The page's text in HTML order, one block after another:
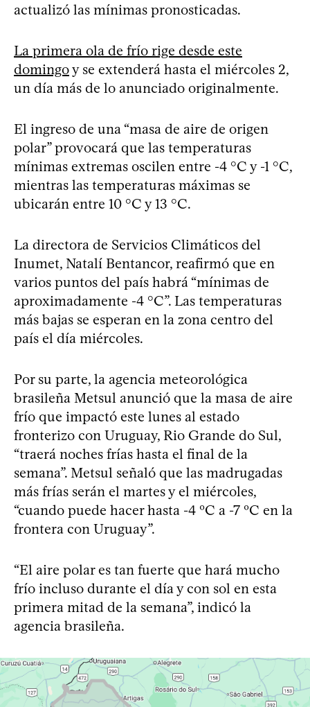
actualizó las mínimas pronosticadas.
La primera ola de frío rige desde este
domingoy se extenderá hasta el miércoles 2,
un día más de lo anunciado originalmente.
El ingreso de una “masa de aire de origen
polar” provocará que las temperaturas
mínimas extremas oscilen entre -4 °C y -1 °C,
mientras las temperaturas máximas se
ubicarán entre 10 °C y 13 °C.
La directora de Servicios Climáticos del
Inumet, Natalí Bentancor, reafirmó que en
varios puntos del país habrá “mínimas de
aproximadamente -4 °C”. Las temperaturas
más bajas se esperan en la zona centro del
país el día miércoles.
Por su parte, la agencia meteorológica
brasileña Metsul anunció que la masa de aire
frío que impactó este lunes al estado
fronterizo con Uruguay, Rio Grande do Sul,
“traerá noches frías hasta el final de la
semana”. Metsul señaló que las madrugadas
más frías serán el martes y el miércoles,
“cuando puede hacer hasta -4 ºC a -7 ºC en la
frontera con Uruguay”.
“El aire polar es tan fuerte que hará mucho
frío incluso durante el día y con sol en esta
primera mitad de la semana”, indicó la
agencia brasileña.